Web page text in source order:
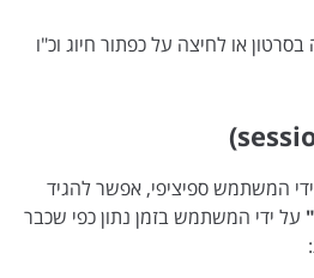
או לחיצה על כפתור חיוג וכ"ו
המשתמש ספיציפי, אפשר להגיד
על ידי המשתמש בזמן נתון כפי שכבר